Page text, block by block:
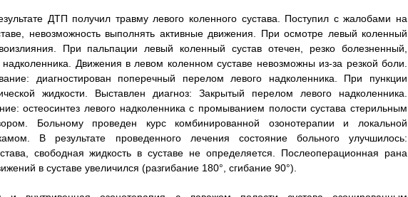
ДТП получил травму левого коленного сустава. Поступил с жалобами на
невозможность выполнять активные движения. При осмотре левый коленный
При пальпации левый коленный сустав отечен, резко болезненный,
Движения в левом коленном суставе невозможны из-за резкой боли.
диагностирован поперечный перелом левого надколенника. При пункции
жидкости. Выставлен диагноз: Закрытый перелом левого надколенника.
остеосинтез левого надколенника с промыванием полости сустава стерильным
Больному проведен курс комбинированной озонотерапии и локальной
В результате проведенного лечения состояние больного улучшилось:
свободная жидкость в суставе не определяется. Послеоперационная рана
в суставе увеличился (разгибание 180°, сгибание 90°).